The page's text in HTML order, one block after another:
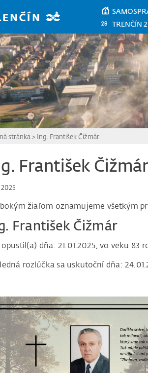
TRENČÍN
stránka > Ing. František Čižmár
František Čižmár
2025
žiaľom oznamujeme všetkým
František Čižmár
opustil(a) dňa: 21.01.2025, vo veku 83
rozlúčka sa uskutoční dňa: